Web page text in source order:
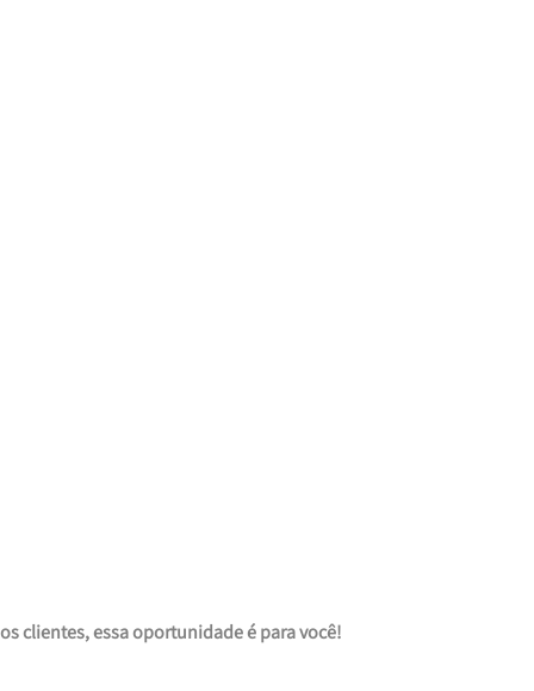
clientes, essa oportunidade é para você!